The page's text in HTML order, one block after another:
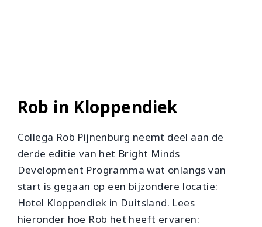
Rob in Kloppendiek
Collega Rob Pijnenburg neemt deel aan de
derde editie van het Bright Minds
Development Programma wat onlangs van
start is gegaan op een bijzondere locatie:
Hotel Kloppendiek in Duitsland. Lees
hieronder hoe Rob het heeft ervaren: